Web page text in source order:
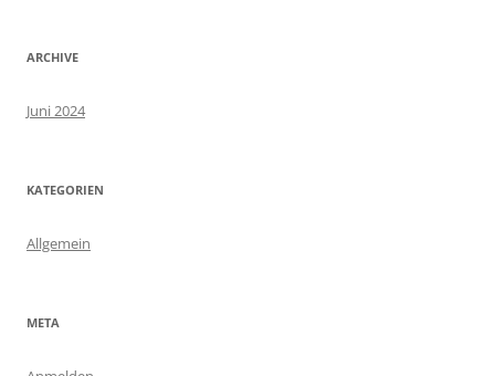
ARCHIVE
Juni 2024
KATEGORIEN
Allgemein
META